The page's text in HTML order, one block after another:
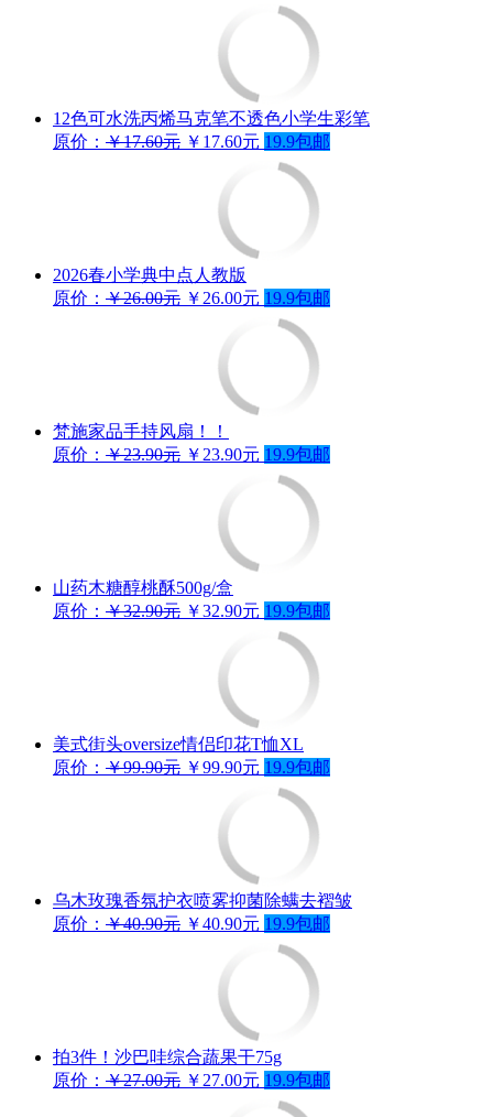
12色可水洗丙烯马克笔不透色小学生彩笔
原价： ￥17.60元 ￥17.60元 19.9包邮
2026春小学典中点人教版
原价： ￥26.00元 ￥26.00元 19.9包邮
梵施家品手持风扇！！
原价： ￥23.90元 ￥23.90元 19.9包邮
山药木糖醇桃酥500g/盒
原价： ￥32.90元 ￥32.90元 19.9包邮
美式街头oversize情侣印花T恤XL
原价： ￥99.90元 ￥99.90元 19.9包邮
乌木玫瑰香氛护衣喷雾抑菌除螨去褶皱
原价： ￥40.90元 ￥40.90元 19.9包邮
拍3件！沙巴哇综合蔬果干75g
原价： ￥27.00元 ￥27.00元 19.9包邮